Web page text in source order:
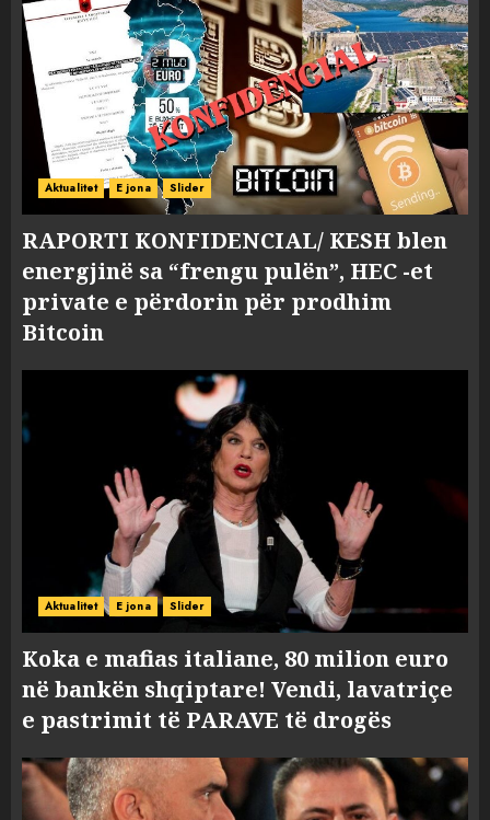
Aktualitet E jona Slider
RAPORTI KONFIDENCIAL/ KESH blen
energjinë sa “frengu pulën”, HEC -et
private e përdorin për prodhim
Bitcoin
Aktualitet E jona Slider
Koka e mafias italiane, 80 milion euro
në bankën shqiptare! Vendi, lavatriçe
e pastrimit të PARAVE të drogës